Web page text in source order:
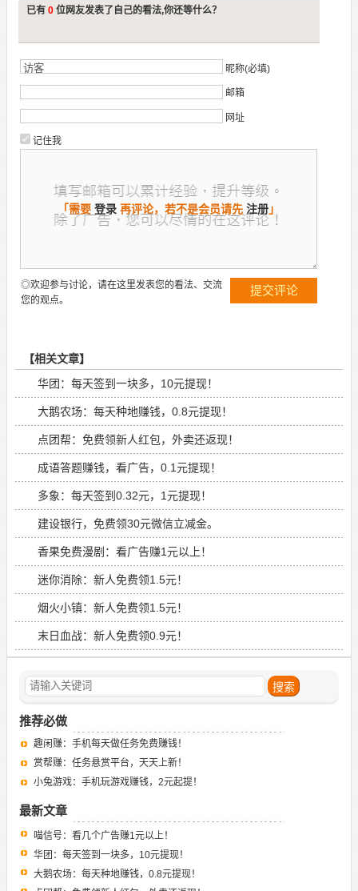
已有0 位网友发表了自己的看法,你还等什么？
昵称(必填)
邮箱
网址
记住我
◎欢迎参与讨论，请在这里发表您的看法、交流
您的观点。
【相关文章】
华团：每天签到一块多，10元提现！
大鹅农场：每天种地赚钱，0.8元提现！
点团帮：免费领新人红包，外卖还返现！
成语答题赚钱，看广告，0.1元提现！
多象：每天签到0.32元，1元提现！
建设银行，免费领30元微信立减金。
香果免费漫剧：看广告赚1元以上！
迷你消除：新人免费领1.5元！
烟火小镇：新人免费领1.5元！
末日血战：新人免费领0.9元！
推荐必做
趣闲赚：手机每天做任务免费赚钱！
赏帮赚：任务悬赏平台，天天上新！
小兔游戏：手机玩游戏赚钱，2元起提！
最新文章
喵信号：看几个广告赚1元以上！
华团：每天签到一块多，10元提现！
大鹅农场：每天种地赚钱，0.8元提现！
「需要 登录 再评论，若不是会员请先 注册」